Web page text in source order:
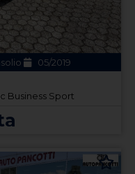
05/2019
Business Sport